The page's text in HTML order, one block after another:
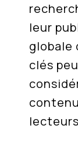
leur
globale
clés